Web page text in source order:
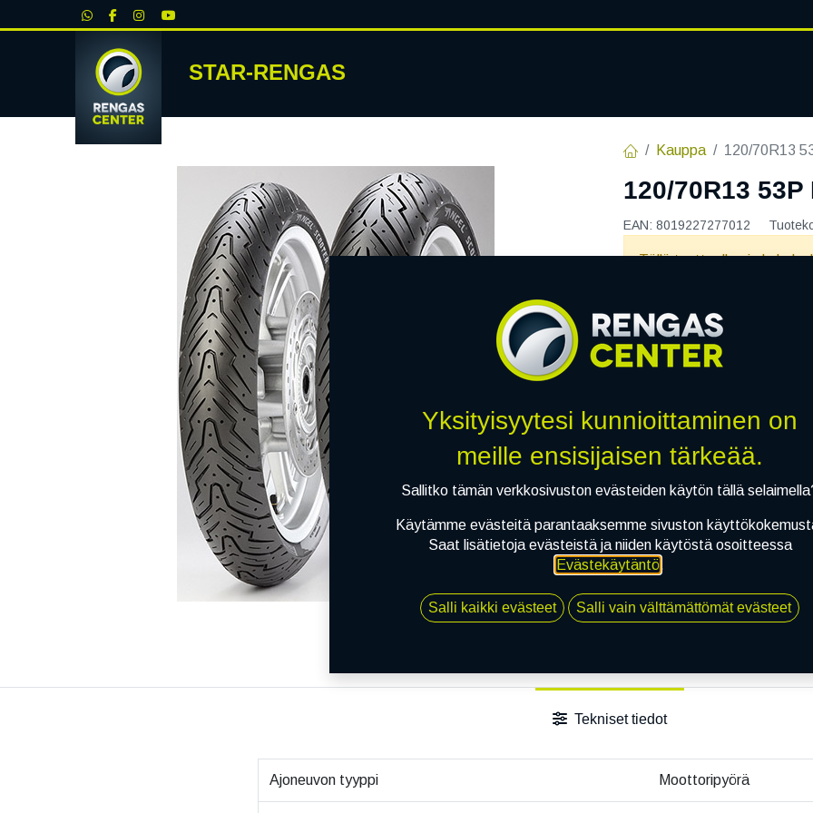
STAR-RENGAS
Kauppa 120/70R13
120/70R13 53P
EAN: 8019227277012
Tällä tuotteella ei ole
PIRELLI
Toimitusehdot
Tekniset tiedot
Ajoneuvon tyyppi Moottoripyörä
Yksityisyytesi kunnioittaminen on
meille ensisijaisen tärkeää.
Sallitko tämän verkkosivuston evästeiden käytön tällä
Käytämme evästeitä parantaaksemme sivuston
Saat lisätietoja evästeistä ja niiden käytöstä osoitteessa
Evästekäytäntö.
Salli kaikki evästeet Salli vain välttämättömät evästeet